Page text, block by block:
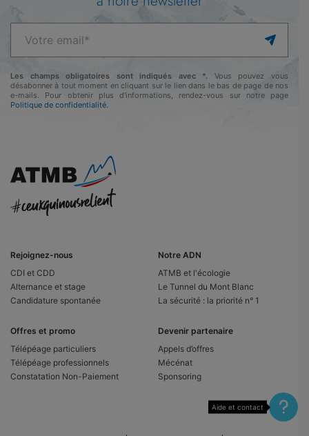
Les champs obligatoires sont indiqués avec *. Vous pouvez vous
désabonner à tout moment en cliquant sur le lien dans le bas de page de nos
e-mails. Pour obtenir plus d'informations, rendez-vous sur notre page
Politique de confidentialité.
Aide et contact
Rejoignez-nous
CDI et CDD
Alternance et stage
Candidature spontanée
Notre ADN
ATMB et l'écologie
Le Tunnel du Mont Blanc
La sécurité : la priorité n° 1
Offres et promo
Télépéage particuliers
Télépéage professionnels
Constatation Non-Paiement
Devenir partenaire
Appels d’offres
Mécénat
Sponsoring